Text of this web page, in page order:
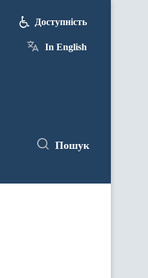
Доступність
In English
Пошук